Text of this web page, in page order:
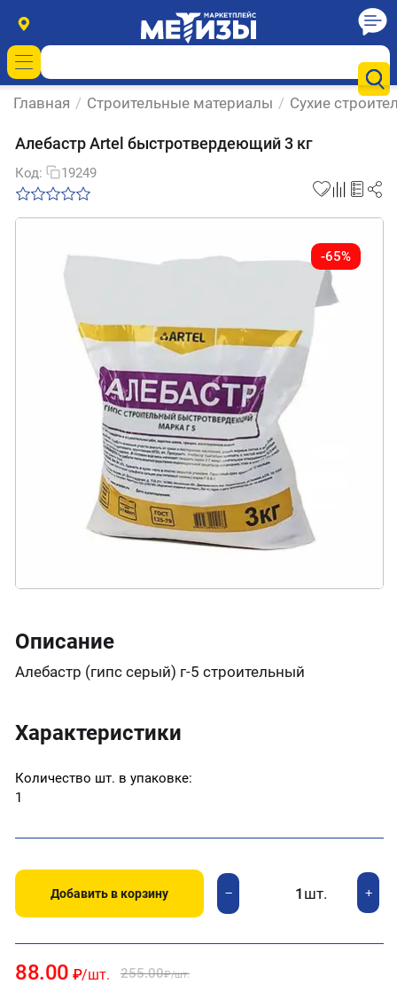
Главная / Строительные материалы / Сухие
Алебастр Artel быстротвердеющий 3 кг
Код: 19249
-65%
Описание
Алебастр (гипс серый) г-5 строительный
Характеристики
Количество шт. в упаковке:
1
Добавить в корзину +
шт.
−
88.00 ₽/шт. 255.00₽/шт.